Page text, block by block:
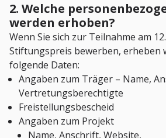
2. Welche
werden erhoben?
Wenn Sie sich zur Teilnahme am
Stiftungspreis bewerben, erheben
folgende Daten:
Angaben zum Träger – Name,
Vertretungsberechtigte
Freistellungsbescheid
Angaben zum Projekt
Name, Anschrift, Website,